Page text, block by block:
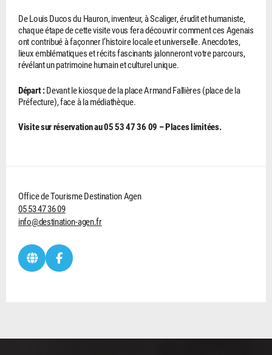
De Louis Ducos du Hauron, inventeur, à Scaliger, érudit et humaniste,
chaque étape de cette visite vous fera découvrir comment ces Agenais
ont contribué à façonner l’histoire locale et universelle. Anecdotes,
lieux emblématiques et récits fascinants jalonneront votre parcours,
révélant un patrimoine humain et culturel unique.
Départ :Devant le kiosque de la place Armand Fallières (place de la
Préfecture), face à la médiathèque.
Visite sur réservation au 05 53 47 36 09 – Places limitées.
Office de Tourisme Destination Agen
05 53 47 36 09
info@destination-agen.fr